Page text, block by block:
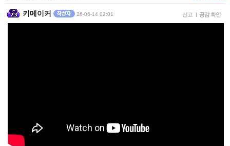
키메이커 26-06-14 02:01 신고 공감 확인